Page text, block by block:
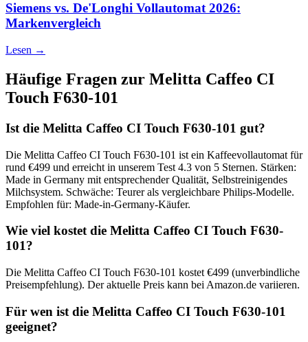
Siemens vs. De'Longhi Vollautomat 2026:
Markenvergleich
Lesen →
Häufige Fragen zur Melitta Caffeo CI
Touch F630-101
Ist die Melitta Caffeo CI Touch F630-101 gut?
Die Melitta Caffeo CI Touch F630-101 ist ein Kaffeevollautomat für
rund €499 und erreicht in unserem Test 4.3 von 5 Sternen. Stärken:
Made in Germany mit entsprechender Qualität, Selbstreinigendes
Milchsystem. Schwäche: Teurer als vergleichbare Philips-Modelle.
Empfohlen für: Made-in-Germany-Käufer.
Wie viel kostet die Melitta Caffeo CI Touch F630-
101?
Die Melitta Caffeo CI Touch F630-101 kostet €499 (unverbindliche
Preisempfehlung). Der aktuelle Preis kann bei Amazon.de variieren.
Für wen ist die Melitta Caffeo CI Touch F630-101
geeignet?